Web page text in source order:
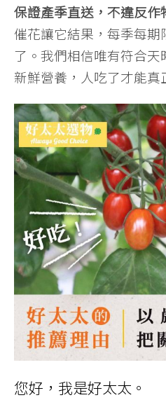
保證產季直送，不違反作
催花讓它結果，每季每
了。我們相信唯有符合天
新鮮營養，人吃了才能真
您好，我是好太太。